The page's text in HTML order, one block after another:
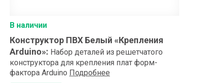
В наличии
Конструктор ПВХ Белый «Крепления
Arduino»: Набор деталей из решетчатого
конструктора для крепления плат форм-
фактора Arduino Подробнее